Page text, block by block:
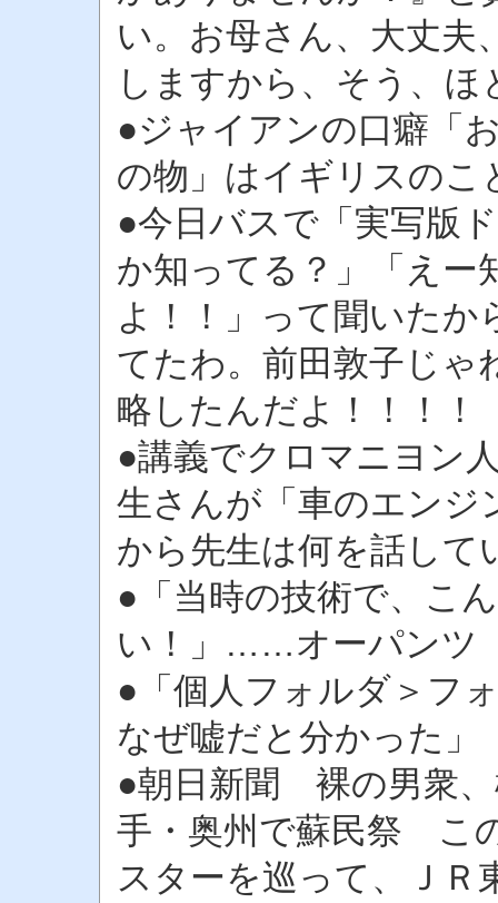
い。お母さん、大丈夫
しますから、そう、
●ジャイアンの口癖「
の物」はイギリスのこ
●今日バスで「実写版
か知ってる？」「えー
よ！！」って聞いた
てたわ。前田敦子じゃ
略したんだよ！！！！
●講義でクロマニヨン
生さんが「車のエンジ
から先生は何を話して
●「当時の技術で、こ
い！」……オーパンツ
●「個人フォルダ＞フ
なぜ嘘だと分かった」
●朝日新聞 裸の男衆
手・奥州で蘇民祭 こ
スターを巡って、ＪＲ